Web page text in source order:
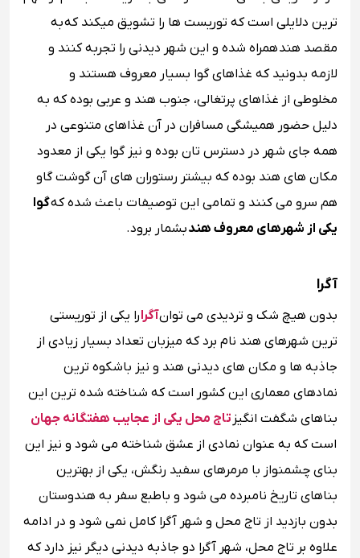
ترین دلایلی است که توریست ها را تشویق میکند که به
مقصد هند همراه شده و این شهر دیدنی را تجربه کنند و
لازمه بدونید که غذاهای گوا بسیار معروف هستند و
مخلوطی از غذاهای پرتغالی، جنوب هند و عربی بوده که به
دلیل حضور همیشگی مسافران در آن غذاهای متنوعی در
همه جای شهر در دسترس تان بوده و نیز گوا یکی از معدود
مکان های هند بوده که بیشتر رستوران های آن گوشت گاو
هم سرو می کنند و تمامی این توصیفات باعث شده کهگوا
یکی از شهرهای معروف هندبشمار برود.
آگرا
بدون هیچ شک و تردیدی می توانآگرارا یکی از توریستی
‌ترین شهرهای هند نام برد که میزبان تعداد بسیار زیادی از
جاذبه ها و مکان های دیدنی هند و نیز باشکوه ترین
نمادهای معماری این کشور است که شناخته شده‌ ترین این
بناهای شگفت انگیز تاج محل یکی از عجایب هفتگانه جهان
است که به عنوان نمادی از عشق شناخته می ‌شود و نیز این
بنای چشمنواز با مرمرهای سفید رنگش، یکی از بهترین
بناهای تاریخ نامبرده می شود و باطبع سفر به هندوستان
بدون بازدید از تاج محل و شهر آگرا کامل نمی شود و در ادامه
علاوه بر تاج محل، شهر آگرا دو جاذبه دیدنی دیگر نیز دارد که